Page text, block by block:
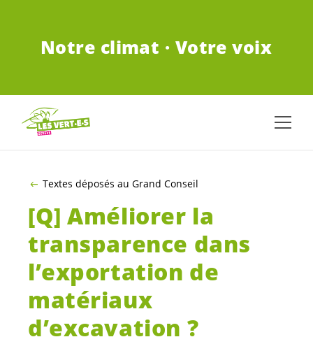
Notre climat · Votre voix
Textes déposés au Grand Conseil
[Q] Améliorer la
transparence dans
l’exportation de
matériaux
d’excavation ?